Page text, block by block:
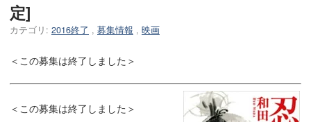
定]
カテゴリ: 2016終了 , 募集情報 , 映画
＜この募集は終了しました＞
＜この募集は終了しました＞